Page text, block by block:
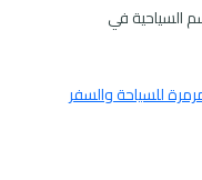
السياحية في
للسياحة والسفر